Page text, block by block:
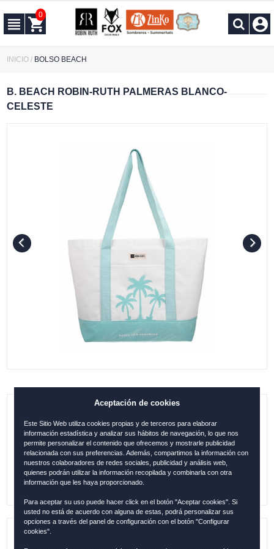
0
INICIO / BOLSO BEACH
B. BEACH ROBIN-RUTH PALMERAS BLANCO-
CELESTE
B. BEACH ROBIN-RUTH PALMERAS
BLANCO-CELESTE
0.00€
Aceptación de cookies
Este Sitio Web utiliza cookies propias y de terceros para elaborar
información estadística y analizar sus hábitos de navegación, lo que nos
permite personalizar el contenido que ofrecemos y mostrarle publicidad
relacionada con sus preferencias. Además, compartimos la información con
nuestros colaboradores de redes sociales, publicidad y análisis web,
quienes podrán utilizar la información recopilada y combinarla con otra
información que les haya proporcionado.
Para aceptar su uso puede hacer click en el botón "Aceptar cookies". Si
usted no está de acuerdo con alguna de estas, podrá personalizar sus
opciones a través del panel de configuración con el botón "Configurar
cookies".